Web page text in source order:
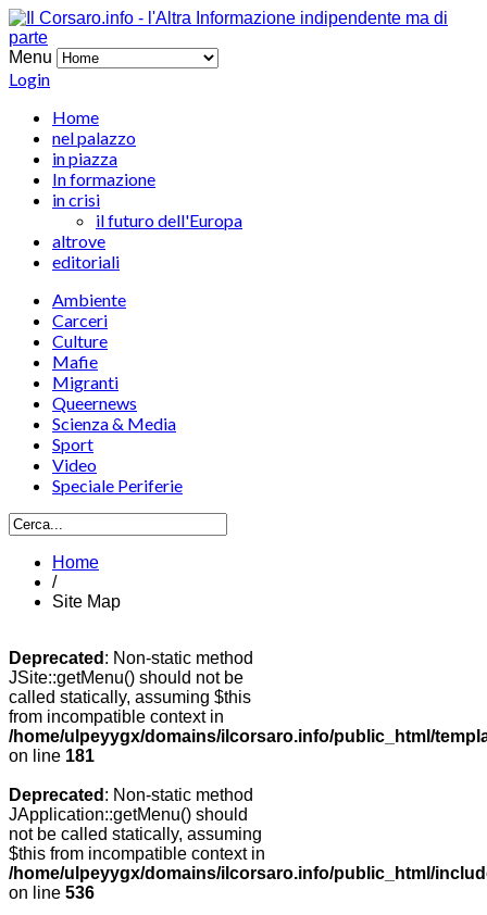
Menu
Login
Home
nel palazzo
in piazza
In formazione
in crisi
il futuro dell'Europa
altrove
editoriali
Ambiente
Carceri
Culture
Mafie
Migranti
Queernews
Scienza & Media
Sport
Video
Speciale Periferie
Home
/
Site Map
Deprecated : Non-static method
JSite::getMenu() should not be
called statically, assuming $this
from incompatible context in
/home/ulpeyygx/domains/ilcorsaro.info/public_html/
on line 181
Deprecated : Non-static method
JApplication::getMenu() should
not be called statically, assuming
$this from incompatible context in
/home/ulpeyygx/domains/ilcorsaro.info/public_html/
on line 536